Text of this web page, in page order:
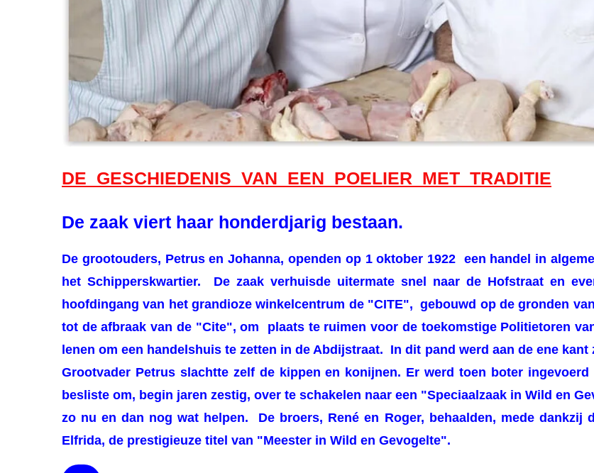
DE GESCHIEDENIS VAN EEN POELIER MET TRADITIE
De zaak viert haar honderdjarig bestaan.
De grootouders, Petrus en Johanna, openden op 1 oktober 1922 een handel in
het Schipperskwartier. De zaak verhuisde uitermate snel naar de Hofstraat en
hoofdingang van het grandioze winkelcentrum de "CITE", gebouwd op de gronden
tot de afbraak van de "Cite", om plaats te ruimen voor de toekomstige Politietoren
lenen omeen handelshuis te zetten in de Abdijstraat. In dit pand werd aan de ene
Grootvader Petrus slachtte zelf de kippen en konijnen. Er werd toen boter
besliste om, begin jaren zestig, over te schakelen naar een "Speciaalzaak in Wild en
zo nu en dan nog wat helpen. De broers, René en Roger, behaalden, mede
Elfrida, de prestigieuze titel van "Meester in Wild en Gevogelte".